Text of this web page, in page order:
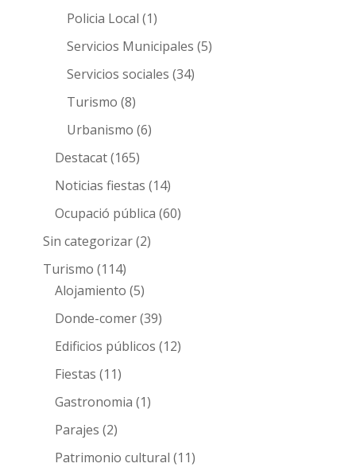
Policia Local (1)
Servicios Municipales (5)
Servicios sociales (34)
Turismo (8)
Urbanismo (6)
Destacat(165)
Noticias fiestas (14)
Ocupació pública (60)
Sin categorizar(2)
Turismo (114)
Alojamiento (5)
Donde-comer(39)
Edificios públicos (12)
Fiestas (11)
Gastronomia (1)
Parajes (2)
Patrimonio cultural (11)